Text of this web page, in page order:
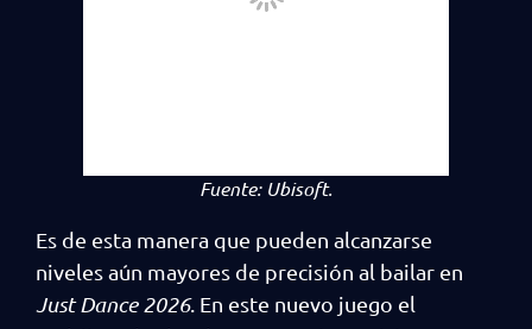
Fuente: Ubisoft.
Es de esta manera que pueden alcanzarse
niveles aún mayores de precisión al bailar en
Just Dance 2026. En este nuevo juego el